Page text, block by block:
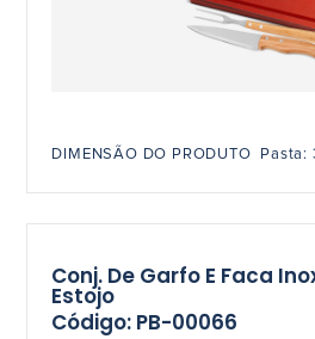
DIMENSÃO DO PRODUTO Pasta:
Conj. De Garfo E Faca
Estojo
Código: PB-00066